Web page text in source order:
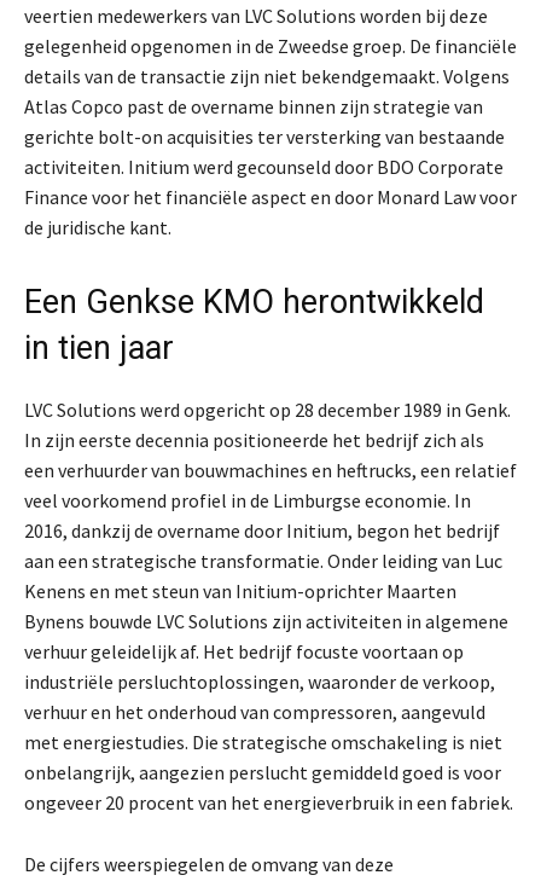
veertien medewerkers van LVC Solutions worden bij deze
gelegenheid opgenomen in de Zweedse groep. De financiële
details van de transactie zijn niet bekendgemaakt. Volgens
Atlas Copco past de overname binnen zijn strategie van
gerichte bolt-on acquisities ter versterking van bestaande
activiteiten. Initium werd gecounseld door BDO Corporate
Finance voor het financiële aspect en door Monard Law voor
de juridische kant.
Een Genkse KMO herontwikkeld
in tien jaar
LVC Solutions werd opgericht op 28 december 1989 in Genk.
In zijn eerste decennia positioneerde het bedrijf zich als
een verhuurder van bouwmachines en heftrucks, een relatief
veel voorkomend profiel in de Limburgse economie. In
2016, dankzij de overname door Initium, begon het bedrijf
aan een strategische transformatie. Onder leiding van Luc
Kenens en met steun van Initium-oprichter Maarten
Bynens bouwde LVC Solutions zijn activiteiten in algemene
verhuur geleidelijk af. Het bedrijf focuste voortaan op
industriële persluchtoplossingen, waaronder de verkoop,
verhuur en het onderhoud van compressoren, aangevuld
met energiestudies. Die strategische omschakeling is niet
onbelangrijk, aangezien perslucht gemiddeld goed is voor
ongeveer 20 procent van het energieverbruik in een fabriek.
De cijfers weerspiegelen de omvang van deze